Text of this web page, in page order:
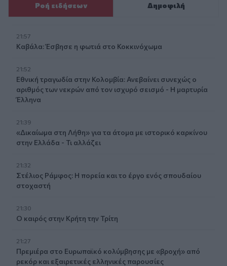
Ροή ειδήσεων Δημοφιλή
21:57
Καβάλα: Έσβησε η φωτιά στο Κοκκινόχωμα
21:52
Εθνική τραγωδία στην Κολομβία: Ανεβαίνει συνεχώς ο
αριθμός των νεκρών από τον ισχυρό σεισμό - Η μαρτυρία
Έλληνα
21:39
«Δικαίωμα στη Λήθη» για τα άτομα με ιστορικό καρκίνου
στην Ελλάδα - Τι αλλάζει
21:32
Στέλιος Ράμφος: Η πορεία και το έργο ενός σπουδαίου
στοχαστή
21:30
Ο καιρός στην Κρήτη την Τρίτη
21:27
Πρεμιέρα στο Ευρωπαϊκό κολύμβησης με «βροχή» από
ρεκόρ και εξαιρετικές ελληνικές παρουσίες